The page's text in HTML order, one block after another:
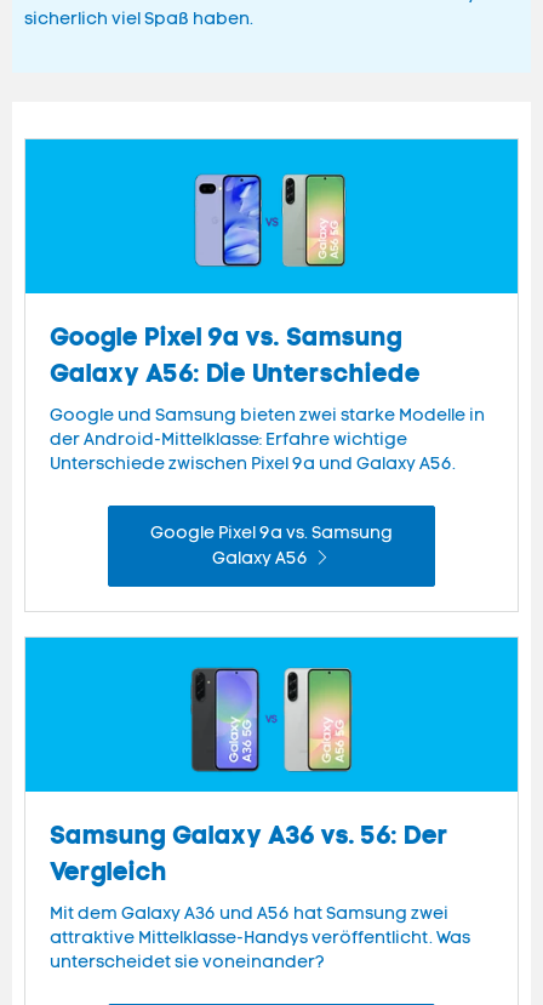
sicherlich viel Spaß haben.
Google Pixel 9a vs. Samsung
Galaxy A56: Die Unterschiede
Google und Samsung bieten zwei starke Modelle in
der Android-Mittelklasse: Erfahre wichtige
Unterschiede zwischen Pixel 9a und Galaxy A56.
Google Pixel 9a vs. Samsung
Galaxy A56
Samsung Galaxy A36 vs. 56: Der
Vergleich
Mit dem Galaxy A36 und A56 hat Samsung zwei
attraktive Mittelklasse-Handys veröffentlicht. Was
unterscheidet sie voneinander?